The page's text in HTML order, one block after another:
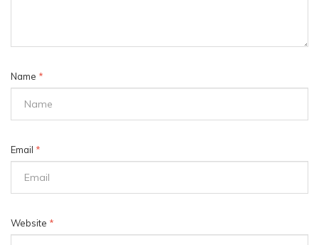
Name *
Email *
Website *